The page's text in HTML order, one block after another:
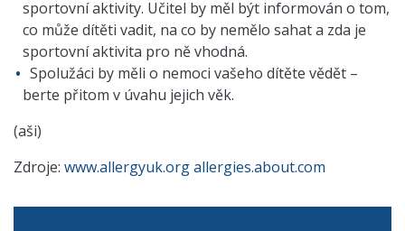
sportovní aktivity. Učitel by měl být informován o tom,
co může dítěti vadit, na co by nemělo sahat a zda je
sportovní aktivita pro ně vhodná.
Spolužáci by měli o nemoci vašeho dítěte vědět –
berte přitom v úvahu jejich věk.
(aši)
Zdroje: www.allergyuk.orgallergies.about.com